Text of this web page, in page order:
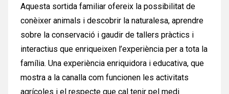
Aquesta sortida familiar ofereix la possibilitat de
conèixer animals i descobrir la naturalesa, aprendre
sobre la conservació i gaudir de tallers pràctics i
interactius que enriqueixen l’experiència per a tota la
família. Una experiència enriquidora i educativa, que
mostra a la canalla com funcionen les activitats
agrícoles i el respecte que cal tenir pel medi